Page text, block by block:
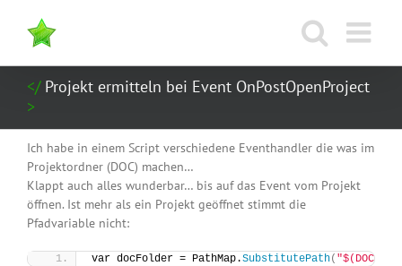
Inhalt
springen
Projekt ermitteln bei Event OnPostOpenProject
Ich habe in einem Script verschiedene Eventhandler die was im
Projektordner (DOC) machen…
Klappt auch alles wunderbar… bis auf das Event vom Projekt
öffnen. Ist mehr als ein Projekt geöffnet stimmt die
Pfadvariable nicht:
var docFolder = PathMap.SubstitutePath( "$(DOC)"